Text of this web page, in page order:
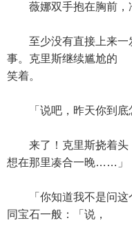
薇娜双手抱在胸前，
至少没有直接上来一
事。克里斯继续尴尬的
笑着。
「说吧，昨天你到底
来了！克里斯挠着头
想在那里凑合一晚……」
「你知道我不是问这
同宝石一般：「说，